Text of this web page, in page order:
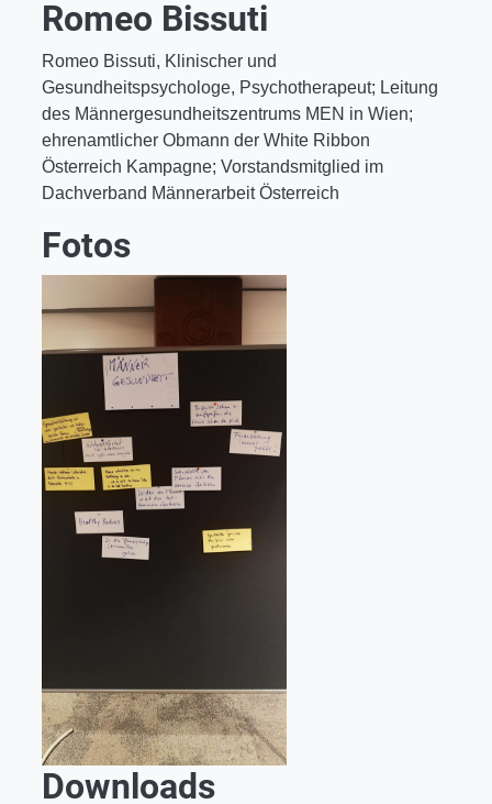
Romeo Bissuti
Romeo Bissuti, Klinischer und
Gesundheitspsychologe, Psychotherapeut; Leitung
des Männergesundheitszentrums MEN in Wien;
ehrenamtlicher Obmann der White Ribbon
Österreich Kampagne; Vorstandsmitglied im
Dachverband Männerarbeit Österreich
Fotos
Downloads